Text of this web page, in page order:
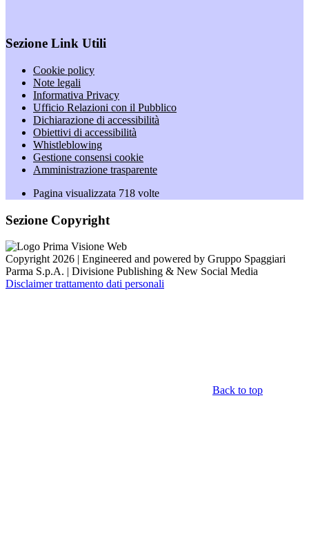
Sezione Link Utili
Cookie policy
Note legali
Informativa Privacy
Ufficio Relazioni con il Pubblico
Dichiarazione di accessibilità
Obiettivi di accessibilità
Whistleblowing
Gestione consensi cookie
Amministrazione trasparente
Pagina visualizzata 718 volte
Sezione Copyright
Copyright 2026 | Engineered and powered by Gruppo Spaggiari
Parma S.p.A. | Divisione Publishing & New Social Media
Disclaimer trattamento dati personali
Back to top